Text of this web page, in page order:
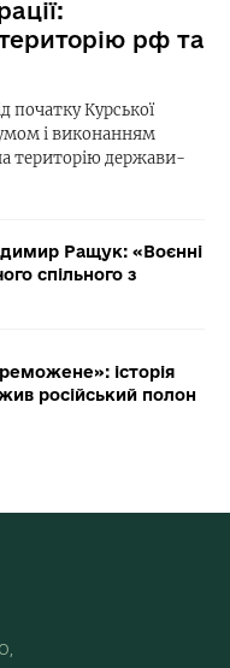
рф та
початку Курської
і виконанням
територію держави-
Ращук: «Воєнні
спільного з
історія
російський полон